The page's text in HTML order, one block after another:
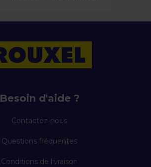
Besoin d'aide ?
Contactez-nous
Questions fréquentes
Conditions de livraison